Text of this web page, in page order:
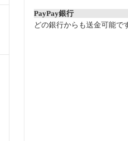
PayPay銀行
どの銀行からも送金可能で